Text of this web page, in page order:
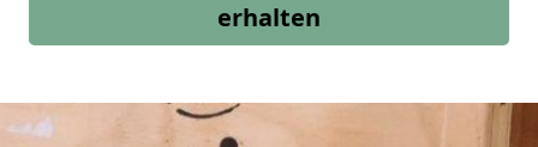
erhalten